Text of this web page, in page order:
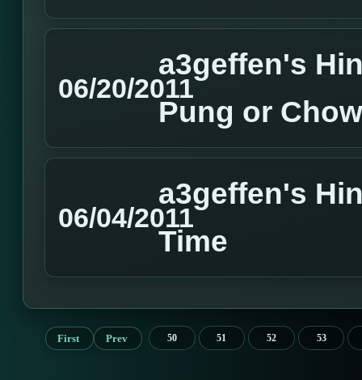
06/20/2011
a3geffen's
Pung or Chow
06/04/2011
a3geffen's
Time
First Prev 50 51 52 53